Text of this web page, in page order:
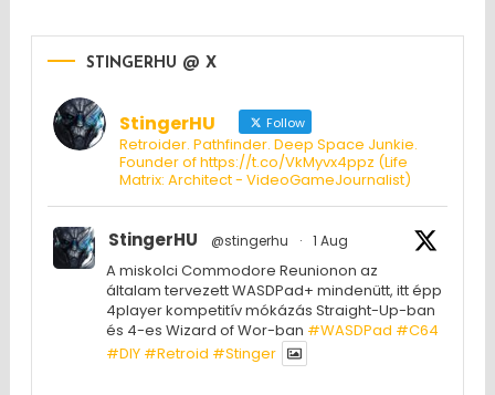
STINGERHU @ X
StingerHU Follow
Retroider. Pathfinder. Deep Space Junkie.
Founder of https://t.co/VkMyvx4ppz (Life
Matrix: Architect - VideoGameJournalist)
StingerHU @stingerhu · 1 Aug
A miskolci Commodore Reunionon az
általam tervezett WASDPad+ mindenütt, itt épp
4player kompetitív mókázás Straight-Up-ban
és 4-es Wizard of Wor-ban #WASDPad #C64
#DIY #Retroid #Stinger